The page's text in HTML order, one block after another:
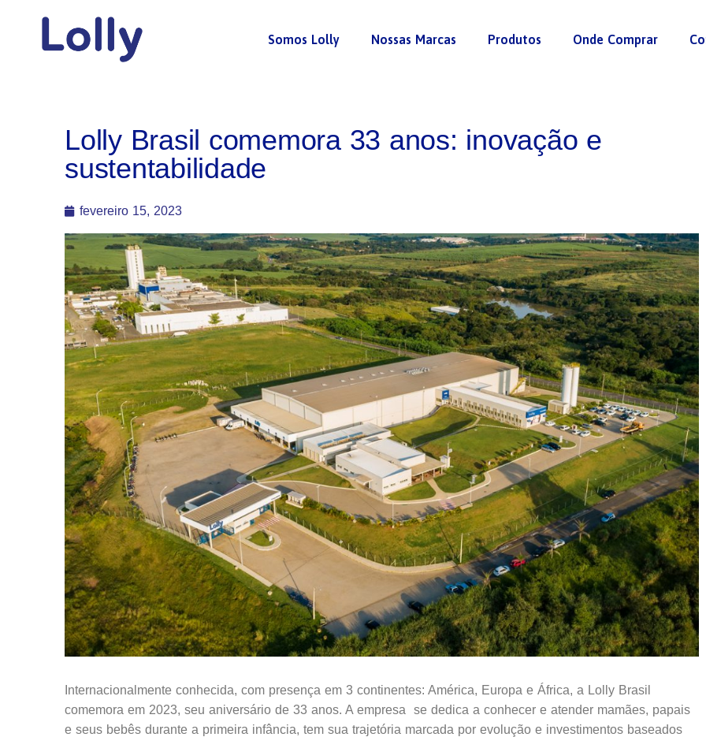
Somos Lolly Nossas Marcas Produtos Onde Comprar
Lolly Brasil comemora 33 anos: inovação e
sustentabilidade
fevereiro 15, 2023
Internacionalmente conhecida, com presença em 3 continentes: América, Europa e África, a Lolly Brasil
comemora em 2023, seu aniversário de 33 anos. A empresa se dedica a conhecer e atender mamães, papais
e seus bebês durante a primeira infância, tem sua trajetória marcada por evolução e investimentos baseados